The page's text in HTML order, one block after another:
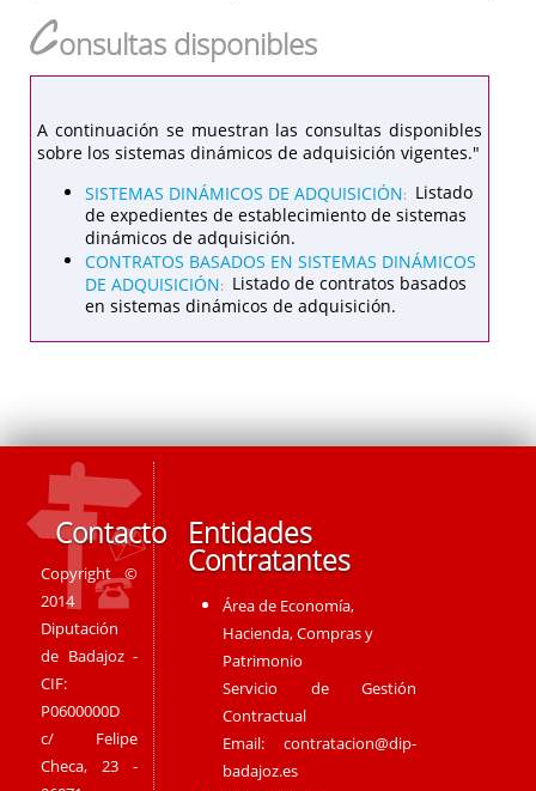
Consultas disponibles
A continuación se muestran las consultas disponibles
sobre los sistemas dinámicos de adquisición vigentes."
SISTEMAS DINÁMICOS DE ADQUISICIÓN: Listado
de expedientes de establecimiento de sistemas
dinámicos de adquisición.
CONTRATOS BASADOS EN SISTEMAS DINÁMICOS
DE ADQUISICIÓN: Listado de contratos basados
en sistemas dinámicos de adquisición.
Contacto
Copyright ©
2014
Diputación
de Badajoz -
CIF:
P0600000D
c/ Felipe
Checa, 23 -
Entidades
Contratantes
Área de Economía,
Hacienda, Compras y
Patrimonio
Servicio de Gestión
Contractual
Email:contratacion@dip-
badajoz.es